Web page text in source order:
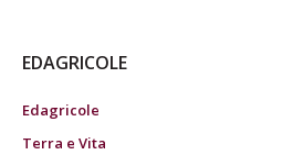
EDAGRICOLE
Edagricole
Terra e Vita